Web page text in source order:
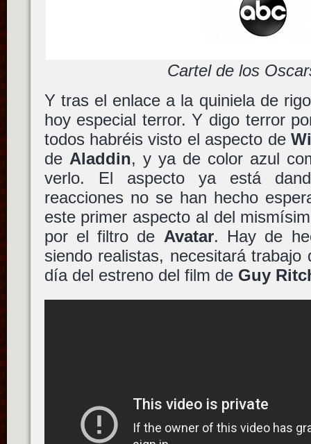
Cartel de los
Y tras el enlace a la quiniela de
hoy especial terror. Y digo terror
todos habréis visto el aspecto de
de Aladdin, y ya de color azul
verlo. El aspecto ya está
reacciones no se han hecho
este primer aspecto al del
por el filtro de Avatar. Hay de
siendo realistas, necesitará
día del estreno del film de Guy